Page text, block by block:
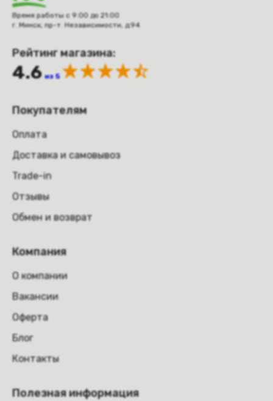
Время работы с 9:00 до 21:00
г. Минск, пр-т. Независимости, д.94
Рейтинг магазина:
4.6 из 5
Покупателям
Оплата
Доставка и самовывоз
Trade-in
Отзывы
Обмен и возврат
Компания
О компании
Вакансии
Оферта
Блог
Контакты
Полезная информация